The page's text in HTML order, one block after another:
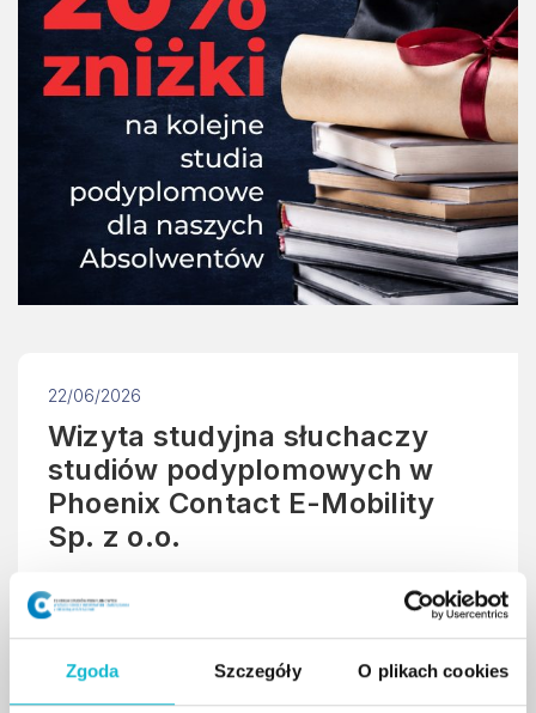
Zgoda Szczegóły O plikach cookies
22/06/2026
Wizyta studyjna słuchaczy
studiów podyplomowych w
Phoenix Contact E-Mobility
Sp. z o.o.
Słuchacze studiów podyplomowych „Doradztwo
studyjną w Phoenix Contact E-Mobility Sp. z o.o.